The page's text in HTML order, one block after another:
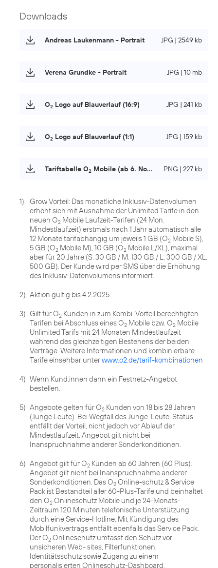
Downloads
Andreas Laukenmann - Portrait JPG | 2549 kb
Verena Grundke - Portrait JPG | 10 mb
O2 Logo auf Blauverlauf (16:9) JPG | 241 kb
O2 Logo auf Blauverlauf (1:1) JPG | 159 kb
Tariftabelle O2 Mobile (ab 6. November 2024) PNG | 227 kb
1)
Grow Vorteil: Das monatliche Inklusiv-Datenvolumen
erhöht sich mit Ausnahme der Unlimited Tarife in den
neuen O2 Mobile Laufzeit-Tarifen (24 Mon.
Mindestlaufzeit) erstmals nach 1 Jahr automatisch alle
12 Monate tarifabhängig um jeweils 1 GB (O2 Mobile S),
5 GB (O2 Mobile M), 10 GB (O2 Mobile L/XL), maximal
aber für 20 Jahre (S: 30 GB / M: 130 GB / L: 300 GB / XL:
500 GB). Der Kunde wird per SMS über die Erhöhung
des Inklusiv-Datenvolumens informiert.
2) Aktion gültig bis 4.2.2025
3) Gilt für O2 Kunden in zum Kombi-Vorteil berechtigten
Tarifen bei Abschluss eines O2 Mobile bzw. O2 Mobile
Unlimited Tarifs mit 24 Monaten Mindestlaufzeit
während des gleichzeitigen Bestehens der beiden
Verträge. Weitere Informationen und kombinierbare
Tarife einsehbar unterwww.o2.de/tarif-kombinationen
4) Wenn Kund:innen dann ein Festnetz-Angebot
bestellen.
5) Angebote gelten für O2 Kunden von 18 bis 28 Jahren
(Junge Leute). Bei Wegfall des Junge-Leute-Status
entfällt der Vorteil, nicht jedoch vor Ablauf der
Mindestlaufzeit. Angebot gilt nicht bei
Inanspruchnahme anderer Sonderkonditionen.
6) Angebot gilt für O2 Kunden ab 60 Jahren (60 Plus).
Angebot gilt nicht bei Inanspruchnahme anderer
Sonderkonditionen. Das O2 Online-schutz & Service
Pack ist Bestandteil aller 60-Plus-Tarife und beinhaltet
den O2 Onlineschutz Mobile und je 24-Monats-
Zeitraum 120 Minuten telefonische Unterstützung
durch eine Service-Hotline. Mit Kündigung des
Mobilfunkvertrags entfällt ebenfalls das Service Pack.
Der O2 Onlineschutz umfasst den Schutz vor
unsicheren Web- sites, Filterfunktionen,
Identitätsschutz sowie Zugang zu einem
personalisierten Onlineschutz-Dashboard.